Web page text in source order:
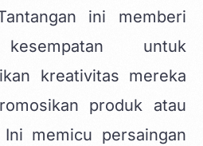
ini memberi
untuk
kreativitas mereka
produk atau
memicu persaingan